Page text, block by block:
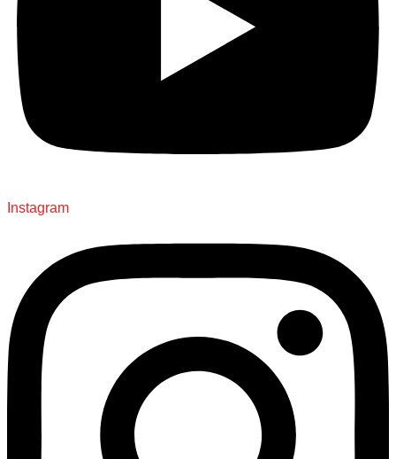
Instagram